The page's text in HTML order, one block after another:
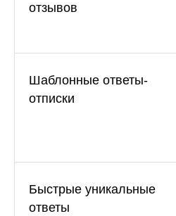
отзывов
Шаблонные ответы-
отписки
Быстрые уникальные
ответы